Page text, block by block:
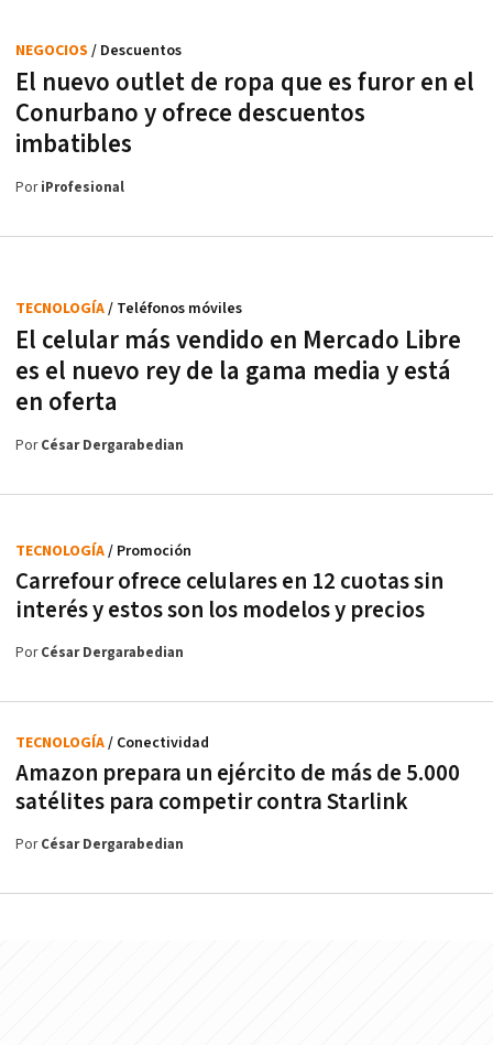
El nuevo outlet de ropa que es furor en el
Conurbano y ofrece descuentos
imbatibles
NEGOCIOS / Descuentos
PoriProfesional
El celular más vendido en Mercado Libre
es el nuevo rey de la gama media y está
en oferta
TECNOLOGÍA/ Teléfonos móviles
PorCésar Dergarabedian
Carrefour ofrece celulares en 12 cuotas sin
interés y estos son los modelos y precios
TECNOLOGÍA/ Promoción
PorCésar Dergarabedian
Amazon prepara un ejército de más de 5.000
satélites para competir contra Starlink
TECNOLOGÍA/ Conectividad
PorCésar Dergarabedian